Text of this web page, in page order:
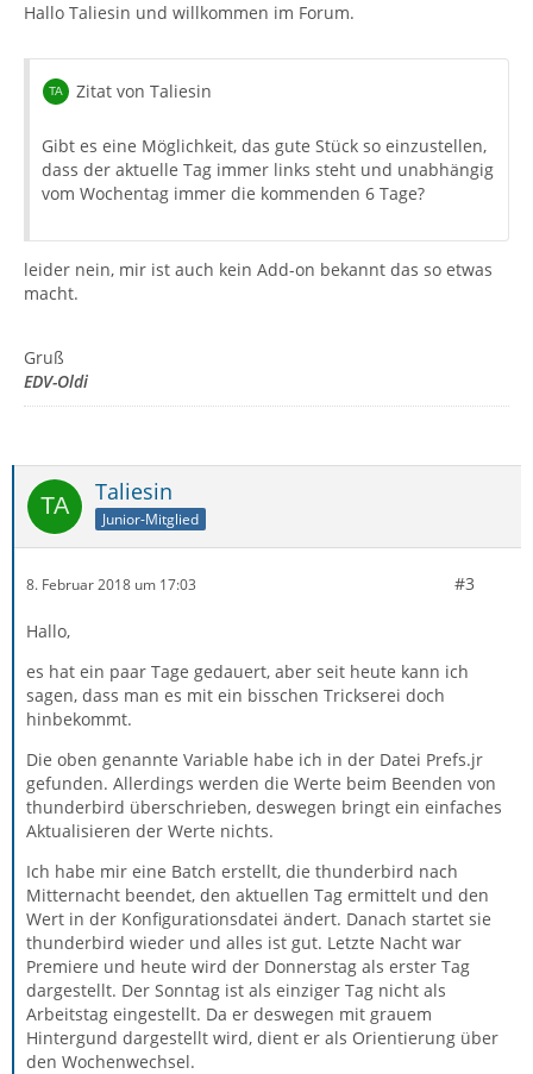
Hallo Taliesin und willkommen im Forum.
Zitat von Taliesin
Gibt es eine Möglichkeit, das gute Stück so einzustellen,
dass der aktuelle Tag immer links steht und unabhängig
vom Wochentag immer die kommenden 6 Tage?
leider nein, mir ist auch kein Add-on bekannt das so etwas
macht.
Gruß
EDV-Oldi
Taliesin
Junior-Mitglied
8. Februar 2018 um 17:03 #3
Hallo,
es hat ein paar Tage gedauert, aber seit heute kann ich
sagen, dass man es mit ein bisschen Trickserei doch
hinbekommt.
Die oben genannte Variable habe ich in der Datei Prefs.jr
gefunden. Allerdings werden die Werte beim Beenden von
thunderbird überschrieben, deswegen bringt ein einfaches
Aktualisieren der Werte nichts.
Ich habe mir eine Batch erstellt, die thunderbird nach
Mitternacht beendet, den aktuellen Tag ermittelt und den
Wert in der Konfigurationsdatei ändert. Danach startet sie
thunderbird wieder und alles ist gut. Letzte Nacht war
Premiere und heute wird der Donnerstag als erster Tag
dargestellt. Der Sonntag ist als einziger Tag nicht als
Arbeitstag eingestellt. Da er deswegen mit grauem
Hintergund dargestellt wird, dient er als Orientierung über
den Wochenwechsel.